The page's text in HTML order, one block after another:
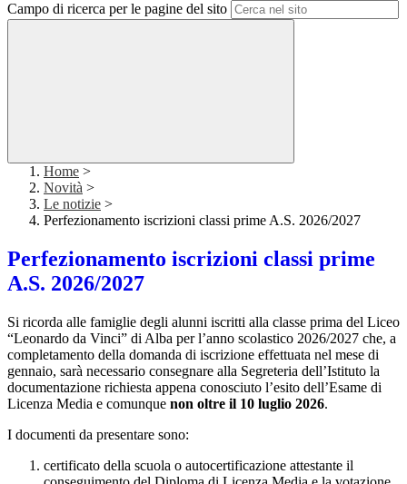
Campo di ricerca per le pagine del sito
Home >
Novità >
Le notizie >
Perfezionamento iscrizioni classi prime A.S. 2026/2027
Perfezionamento iscrizioni classi prime
A.S. 2026/2027
Si ricorda alle famiglie degli alunni iscritti alla classe prima del Liceo
“Leonardo da Vinci” di Alba per l’anno scolastico 2026/2027 che, a
completamento della domanda di iscrizione effettuata nel mese di
gennaio, sarà necessario consegnare alla Segreteria dell’Istituto la
documentazione richiesta appena conosciuto l’esito dell’Esame di
Licenza Media e comunque non oltre il 10 luglio 2026.
I documenti da presentare sono:
certificato della scuola o autocertificazione attestante il